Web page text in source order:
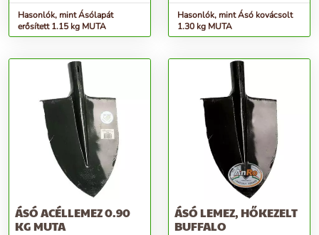
Hasonlók, mint Ásólapát
erősített 1.15 kg MUTA
Hasonlók, mint Ásó kovácsolt
1.30 kg MUTA
ÁSÓ ACÉLLEMEZ 0.90
KG MUTA
ÁSÓ LEMEZ, HŐKEZELT
BUFFALO